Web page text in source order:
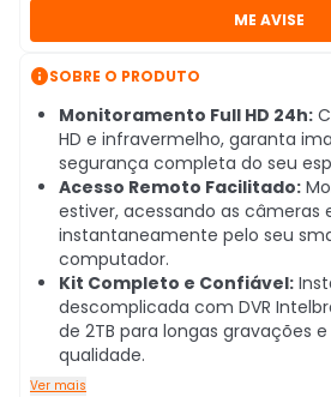
ME AVISE
SOBRE O PRODUTO
Monitoramento Full HD 24h:
HD e infravermelho, garanta
segurança completa do seu
Acesso Remoto Facilitado:
estiver, acessando as câmeras
instantaneamente pelo seu
computador.
Kit Completo e Confiável:
descomplicada com DVR
de 2TB para longas gravações
qualidade.
Ver mais